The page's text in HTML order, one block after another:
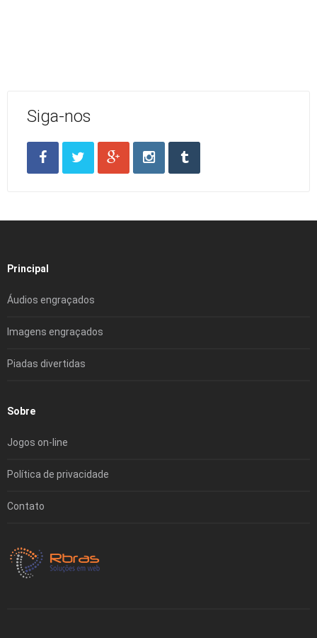
Siga-nos
Principal
Áudios engraçados
Imagens engraçados
Piadas divertidas
Sobre
Jogos on-line
Política de privacidade
Contato